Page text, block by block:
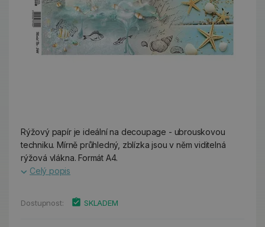
Rýžový papír je ideální na decoupage - ubrouskovou
techniku. Mírně průhledný, zblízka jsou v něm viditelná
rýžová vlákna. Formát A4.
Celý popis
Dostupnost: SKLADEM